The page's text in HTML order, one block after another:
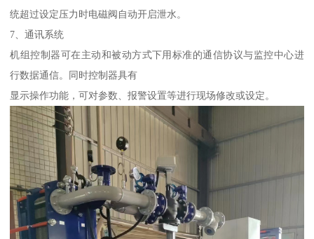
统超过设定压力时电磁阀自动开启泄水。
7、通讯系统
机组控制器可在主动和被动方式下用标准的通信协议与监控中心进
行数据通信。同时控制器具有
显示操作功能，可对参数、报警设置等进行现场修改或设定。